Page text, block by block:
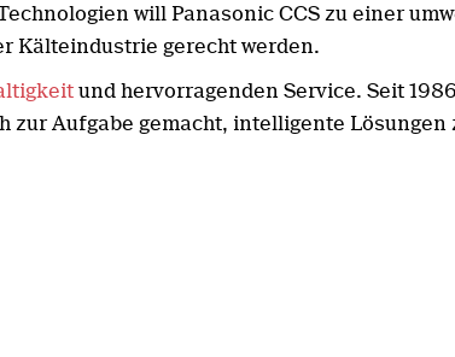
will Panasonic CCS zu einer
Kälteindustrie gerecht werden.
und hervorragenden Service. Seit
zur Aufgabe gemacht, intelligente